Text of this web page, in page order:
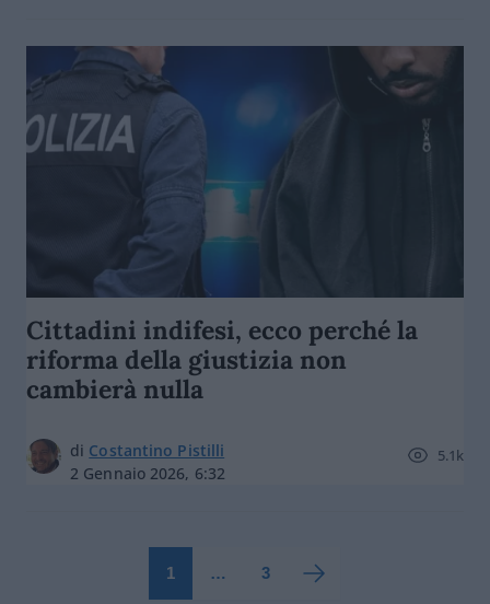
Cittadini indifesi, ecco perché la
riforma della giustizia non
cambierà nulla
di Costantino Pistilli
2 Gennaio 2026, 6:32
5.1k
1 … 3